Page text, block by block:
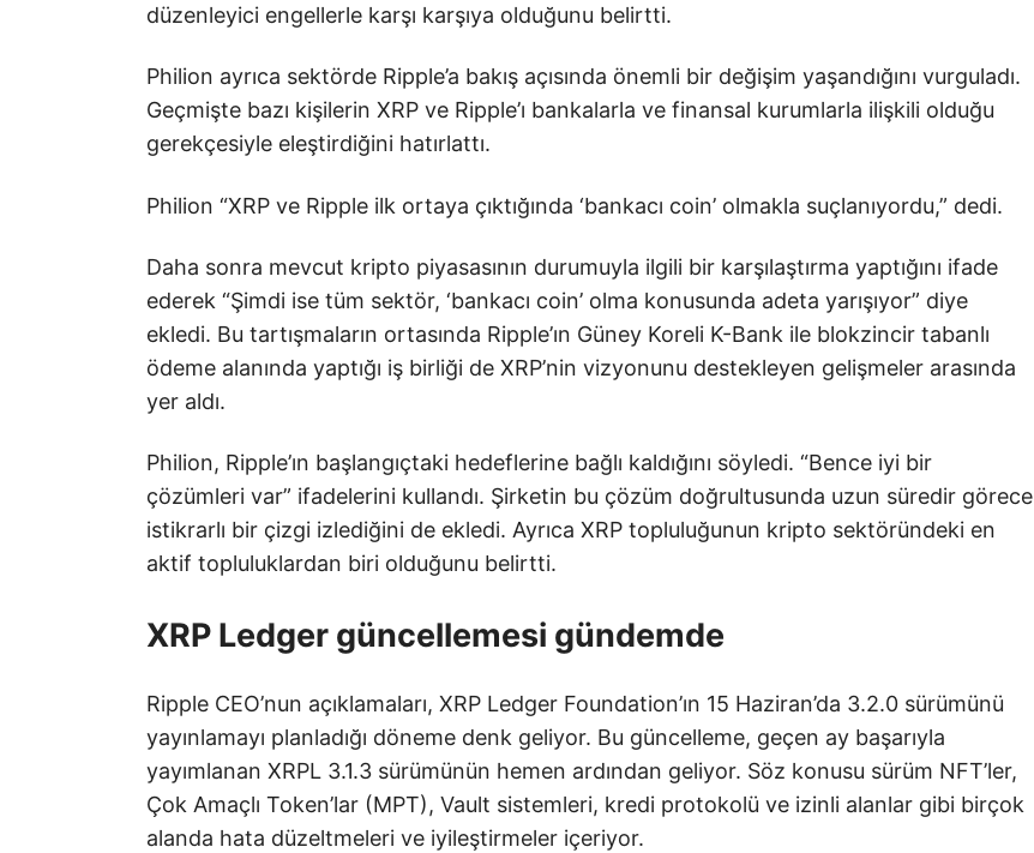
düzenleyici engellerle karşı karşıya olduğunu belirtti.
Philion ayrıca sektörde Ripple’a bakış açısında önemli bir değişim yaşandığını vurguladı.
Geçmişte bazı kişilerin XRP ve Ripple’ı bankalarla ve finansal kurumlarla ilişkili olduğu
gerekçesiyle eleştirdiğini hatırlattı.
Philion “XRP ve Ripple ilk ortaya çıktığında ‘bankacı coin’ olmakla suçlanıyordu,” dedi.
Daha sonra mevcut kripto piyasasının durumuyla ilgili bir karşılaştırma yaptığını ifade
ederek “Şimdi ise tüm sektör, ‘bankacı coin’ olma konusunda adeta yarışıyor” diye
ekledi. Bu tartışmaların ortasında Ripple’ın Güney Koreli K-Bank ile blokzincir tabanlı
ödeme alanında yaptığı iş birliği de XRP’nin vizyonunu destekleyen gelişmeler arasında
yer aldı.
Philion, Ripple’ın başlangıçtaki hedeflerine bağlı kaldığını söyledi. “Bence iyi bir
çözümleri var” ifadelerini kullandı. Şirketin bu çözüm doğrultusunda uzun süredir görece
istikrarlı bir çizgi izlediğini de ekledi. Ayrıca XRP topluluğunun kripto sektöründeki en
aktif topluluklardan biri olduğunu belirtti.
XRP Ledger güncellemesi gündemde
Ripple CEO’nun açıklamaları, XRP Ledger Foundation’ın 15 Haziran’da 3.2.0 sürümünü
yayınlamayı planladığı döneme denk geliyor. Bu güncelleme, geçen ay başarıyla
yayımlanan XRPL 3.1.3 sürümünün hemen ardından geliyor. Söz konusu sürüm NFT’ler,
Çok Amaçlı Token’lar (MPT), Vault sistemleri, kredi protokolü ve izinli alanlar gibi birçok
alanda hata düzeltmeleri ve iyileştirmeler içeriyor.